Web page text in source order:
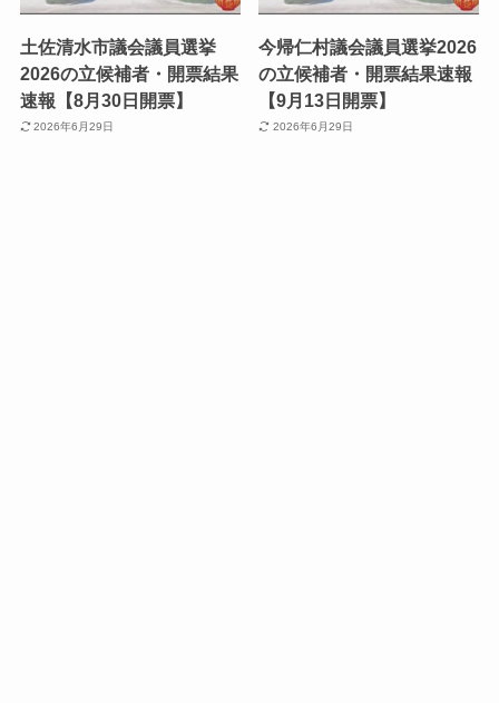
土佐清水市議会議員選挙
2026の立候補者・開票結果
速報【8月30日開票】
2026年6月29日
今帰仁村議会議員選挙2026
の立候補者・開票結果速報
【9月13日開票】
2026年6月29日